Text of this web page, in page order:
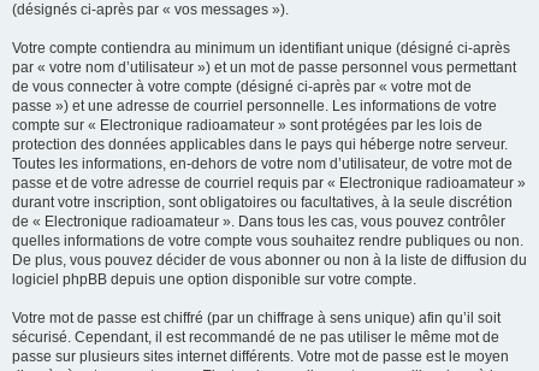
(désignés ci-après par « vos messages »).
Votre compte contiendra au minimum un identifiant unique (désigné ci-après
par « votre nom d’utilisateur ») et un mot de passe personnel vous permettant
de vous connecter à votre compte (désigné ci-après par « votre mot de
passe ») et une adresse de courriel personnelle. Les informations de votre
compte sur « Electronique radioamateur » sont protégées par les lois de
protection des données applicables dans le pays qui héberge notre serveur.
Toutes les informations, en-dehors de votre nom d’utilisateur, de votre mot de
passe et de votre adresse de courriel requis par « Electronique radioamateur »
durant votre inscription, sont obligatoires ou facultatives, à la seule discrétion
de « Electronique radioamateur ». Dans tous les cas, vous pouvez contrôler
quelles informations de votre compte vous souhaitez rendre publiques ou non.
De plus, vous pouvez décider de vous abonner ou non à la liste de diffusion du
logiciel phpBB depuis une option disponible sur votre compte.
Votre mot de passe est chiffré (par un chiffrage à sens unique) afin qu’il soit
sécurisé. Cependant, il est recommandé de ne pas utiliser le même mot de
passe sur plusieurs sites internet différents. Votre mot de passe est le moyen